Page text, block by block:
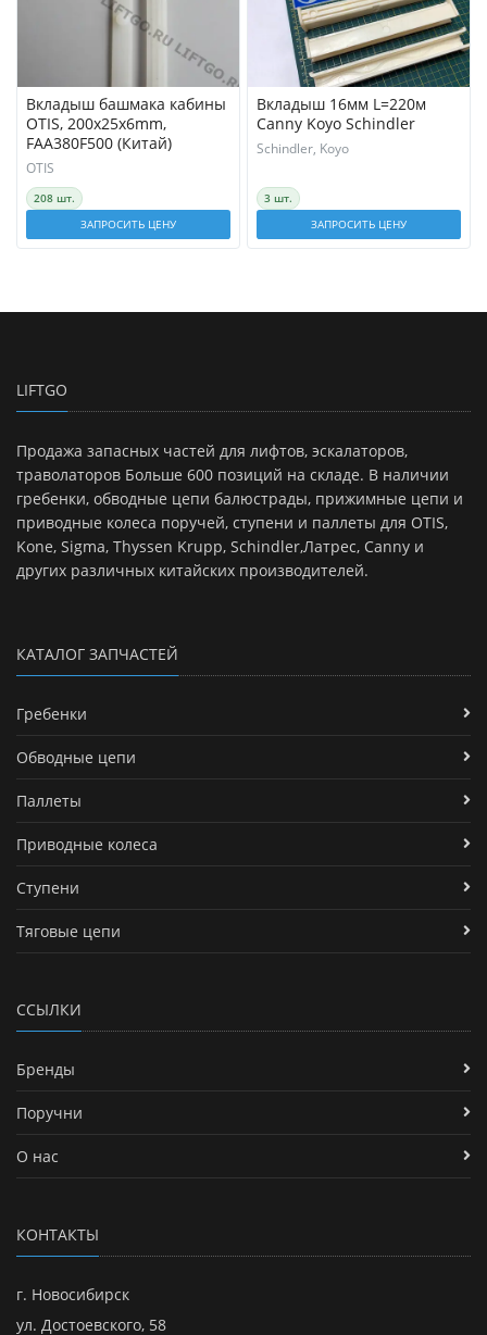
Вкладыш башмака кабины
OTIS, 200x25x6mm,
FAA380F500 (Китай)
OTIS
208 шт.
ЗАПРОСИТЬ ЦЕНУ
Вкладыш 16мм L=220м
Сanny Koyo Schindler
Schindler, Koyo
3 шт.
ЗАПРОСИТЬ ЦЕНУ
LIFTGO
Продажа запасных частей для лифтов, эскалаторов,
траволаторов Больше 600 позиций на складе. В наличии
гребенки, обводные цепи балюстрады, прижимные цепи и
приводные колеса поручей, ступени и паллеты для OTIS,
Kone, Sigma, Thyssen Krupp, Schindler,Латрес, Canny и
других различных китайских производителей.
КАТАЛОГ ЗАПЧАСТЕЙ
Гребенки
Обводные цепи
Паллеты
Приводные колеса
Ступени
Тяговые цепи
ССЫЛКИ
Бренды
Поручни
О нас
КОНТАКТЫ
г. Новосибирск
ул. Достоевского, 58